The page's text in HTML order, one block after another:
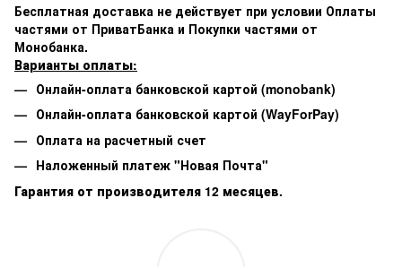
Бесплатная доставка не действует при условии Оплаты
частями от ПриватБанка и Покупки частями от
Монобанка.
Варианты оплаты:
Онлайн-оплата банковской картой (monobank)
Онлайн-оплата банковской картой (WayForPay)
Оплата на расчетный счет
Наложенный платеж "Новая Почта"
Гарантия от производителя 12 месяцев.